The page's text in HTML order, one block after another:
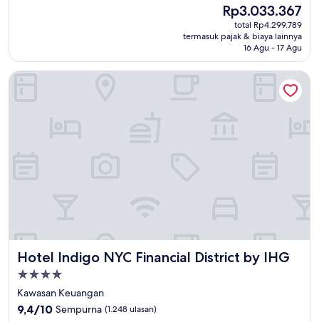
ulasan)
Harga
sekarang
Rp3.033.367
Rp3.033.367
total Rp4.299.789
termasuk pajak & biaya lainnya
16 Agu - 17 Agu
Hotel Indigo NYC Financial District by IHG
Hotel Indigo NYC Financial District by IHG
Properti
bintang
4.0
Kawasan Keuangan
9.4
9,4/10 Sempurna (1.248 ulasan)
Hotel Indigo NYC Financial District by IHG